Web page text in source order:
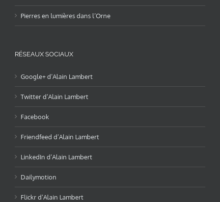
Pierres en lumières dans l’Orne
RÉSEAUX SOCIAUX
Google+ d’Alain Lambert
Twitter d’Alain Lambert
Facebook
Friendfeed d’Alain Lambert
LinkedIn d’Alain Lambert
Dailymotion
Flickr d’Alain Lambert